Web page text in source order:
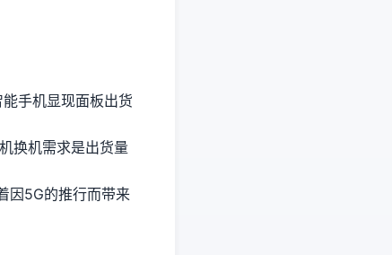
手机显现面板出货
换机需求是出货量
因5G的推行而带来